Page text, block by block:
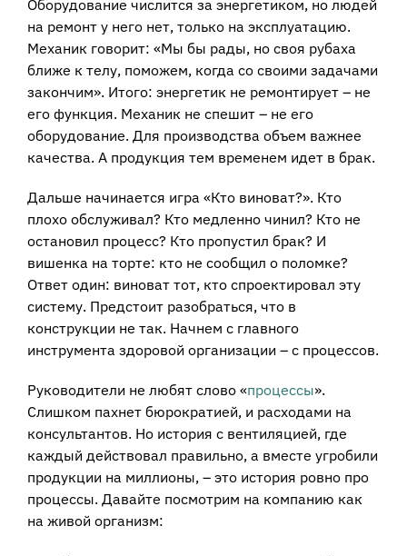
Оборудование числится за энергетиком, но людей
на ремонт у него нет, только на эксплуатацию.
Механик говорит: «Мы бы рады, но своя рубаха
ближе к телу, поможем, когда со своими задачами
закончим». Итого: энергетик не ремонтирует – не
его функция. Механик не спешит – не его
оборудование. Для производства объем важнее
качества. А продукция тем временем идет в брак.
Дальше начинается игра «Кто виноват?». Кто
плохо обслуживал? Кто медленно чинил? Кто не
остановил процесс? Кто пропустил брак? И
вишенка на торте: кто не сообщил о поломке?
Ответ один: виноват тот, кто спроектировал эту
систему. Предстоит разобраться, что в
конструкции не так. Начнем с главного
инструмента здоровой организации – с процессов.
Руководители не любят слово «процессы».
Слишком пахнет бюрократией, и расходами на
консультантов. Но история с вентиляцией, где
каждый действовал правильно, а вместе угробили
продукции на миллионы, – это история ровно про
процессы. Давайте посмотрим на компанию как
на живой организм: